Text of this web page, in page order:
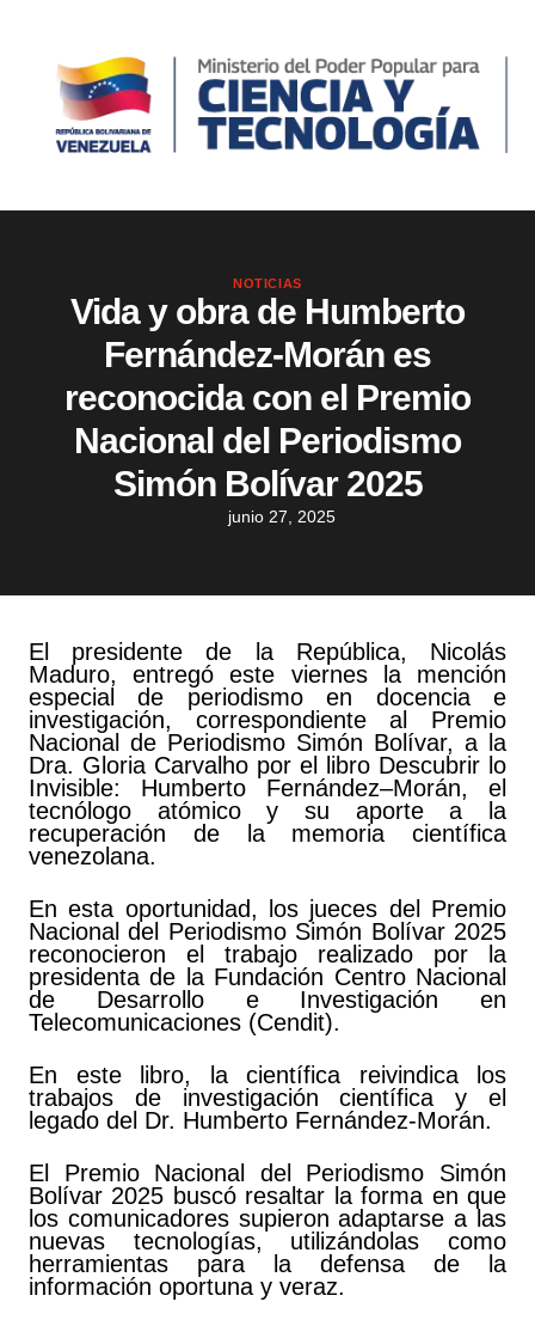
NOTICIAS
Vida y obra de Humberto
Fernández-Morán es
reconocida con el Premio
Nacional del Periodismo
Simón Bolívar 2025
junio 27, 2025
El presidente de la República, Nicolás
Maduro, entregó este viernes la mención
especial de periodismo en docencia e
investigación, correspondiente al Premio
Nacional de Periodismo Simón Bolívar, a la
Dra. Gloria Carvalho por el libro Descubrir lo
Invisible: Humberto Fernández–Morán, el
tecnólogo atómico y su aporte a la
recuperación de la memoria científica
venezolana.
En esta oportunidad, los jueces del Premio
Nacional del Periodismo Simón Bolívar 2025
reconocieron el trabajo realizado por la
presidenta de la Fundación Centro Nacional
de Desarrollo e Investigación en
Telecomunicaciones (Cendit).
En este libro, la científica reivindica los
trabajos de investigación científica y el
legado del Dr. Humberto Fernández-Morán.
El Premio Nacional del Periodismo Simón
Bolívar 2025 buscó resaltar la forma en que
los comunicadores supieron adaptarse a las
nuevas tecnologías, utilizándolas como
herramientas para la defensa de la
información oportuna y veraz.